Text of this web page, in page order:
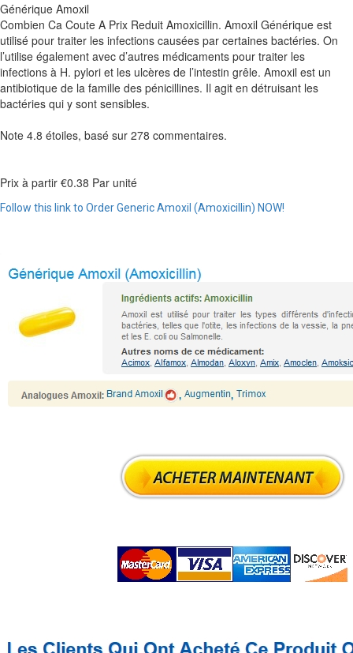
Générique Amoxil
Combien Ca Coute A Prix Reduit Amoxicillin. Amoxil Générique est
utilisé pour traiter les infections causées par certaines bactéries. On
l’utilise également avec d’autres médicaments pour traiter les
infections à H. pylori et les ulcères de l’intestin grêle. Amoxil est un
antibiotique de la famille des pénicillines. Il agit en détruisant les
bactéries qui y sont sensibles.
Note 4.8 étoiles, basé sur 278 commentaires.
Prix à partir €0.38 Par unité
Follow this link to Order Generic Amoxil (Amoxicillin) NOW!